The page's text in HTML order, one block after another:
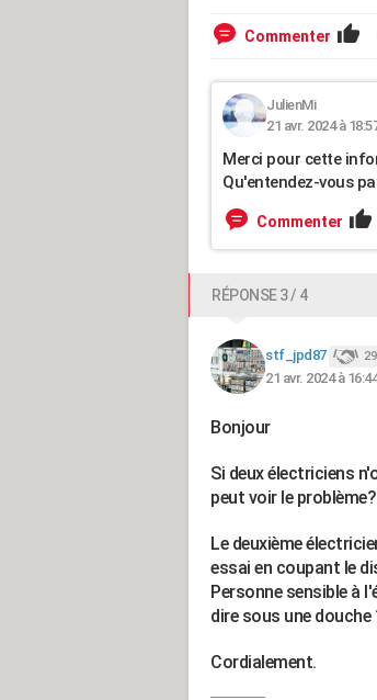
Commenter
JulienMi
21 avr. 2024 à
Merci pour cette
Qu'entendez-vous
Commenter
RÉPONSE 3 / 4
stf_jpd87
21 avr. 2024 à 16:44
Bonjour
Si deux électriciens
peut voir le
Le deuxième
essai en coupant le
Personne sensible à
dire sous une douche
Cordialement.